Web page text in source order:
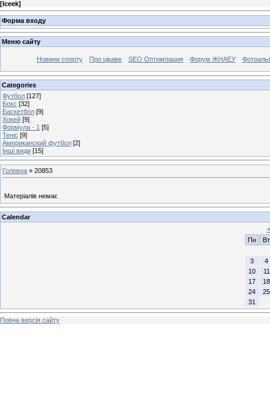
[Iceek]
Форма входу
Меню сайту
Новини спорту Про цікаве SEO Оптимізация Форум ЖНАЕУ
Categories
Футбол [127]
Бокс [32]
Баскетбол [9]
Хокей [9]
Формула - 1 [5]
Теніс [9]
Американский футбол [2]
Інші види [15]
Головна » 20853
Матеріалів немає
Calendar
«
Пн
Вт
3
4
10
11
17
18
24
25
31
Повна версія сайту